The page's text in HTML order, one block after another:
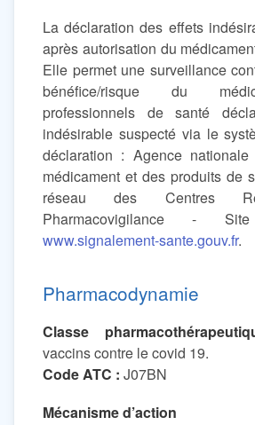
La déclaration des effets
après autorisation du
Elle permet une surveillance
bénéfice/risque du
professionnels de santé
indésirable suspecté via le
déclaration : Agence
médicament et des produits de
réseau des Centres
Pharmacovigilance -
www.signalement-sante.gouv.fr.
Pharmacodynamie
Classe
vaccins contre le covid 19.
Code ATC : J07BN
Mécanisme d’action